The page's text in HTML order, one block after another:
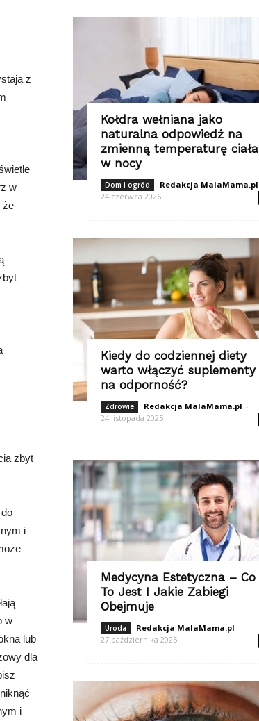
z
w
że
zbyt
i
w
lub
dla
i
Kołdra wełniana jako
naturalna odpowiedź na
zmienną temperaturę ciała
w nocy
Dom i ogród Redakcja MalaMama.pl
24 czerwca 2026
Kiedy do codziennej diety
warto włączyć suplementy
na odporność?
Zdrowie Redakcja MalaMama.pl -
24 listopada 2025
Medycyna Estetyczna – Co
To Jest I Jakie Zabiegi
Obejmuje
Uroda Redakcja MalaMama.pl -
27 października 2025